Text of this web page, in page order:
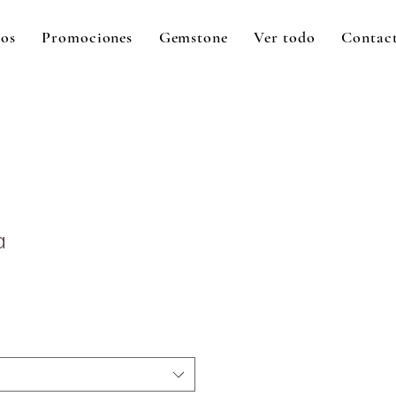
Promociones Gemstone Ver todo